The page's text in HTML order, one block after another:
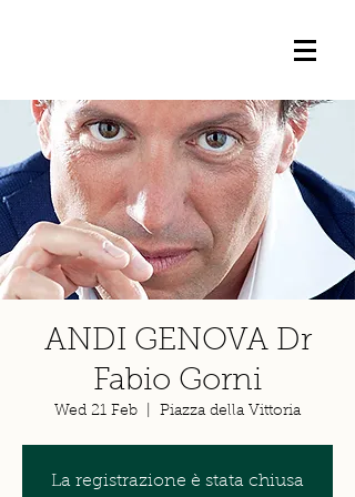
ANDI GENOVA Dr
Fabio Gorni
Wed 21 Feb Piazza della Vittoria
La registrazione è stata chiusa